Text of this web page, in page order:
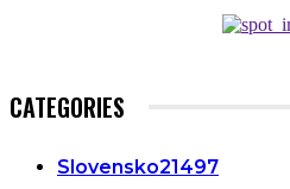
CATEGORIES
Slovensko21497